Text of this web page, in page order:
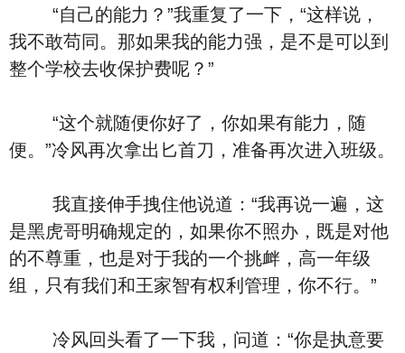
“自己的能力？”我重复了一下，“这样说，
我不敢苟同。那如果我的能力强，是不是可以到
整个学校去收保护费呢？”
“这个就随便你好了，你如果有能力，随
便。”冷风再次拿出匕首刀，准备再次进入班级。
我直接伸手拽住他说道：“我再说一遍，这
是黑虎哥明确规定的，如果你不照办，既是对他
的不尊重，也是对于我的一个挑衅，高一年级
组，只有我们和王家智有权利管理，你不行。”
冷风回头看了一下我，问道：“你是执意要